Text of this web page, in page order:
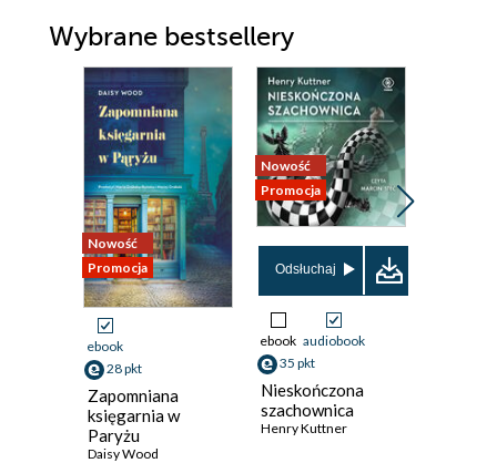
Wybrane bestsellery
Nowość
Promocja
ebook
28 pkt
Zapomniana
księgarnia w
Paryżu
Daisy Wood
Nowość
Promocja
Odsłuchaj
ebook audiobook
35 pkt
Nieskończona
szachownica
Henry Kuttner